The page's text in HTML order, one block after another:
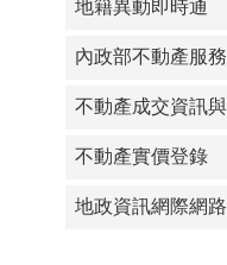
地籍異動即時通
內政部不動產服
不動產成交資訊
不動產實價登錄
地政資訊網際網